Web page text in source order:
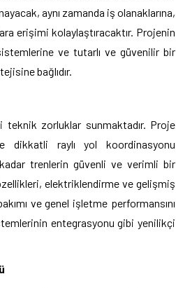
aynı zamanda iş olanaklarına,
erişimi kolaylaştıracaktır. Projenin
ve tutarlı ve güvenilir bir
bağlıdır.
teknik zorluklar sunmaktadır. Proje
dikkatli raylı yol koordinasyonu
trenlerin güvenli ve verimli bir
elektriklendirme ve gelişmiş
ve genel işletme performansını
entegrasyonu gibi yenilikçi